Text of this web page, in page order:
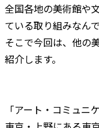
全国各地の美術館や
ている取り組みなんで
そこで今回は、他の
紹介します。
「アート・コミュニ